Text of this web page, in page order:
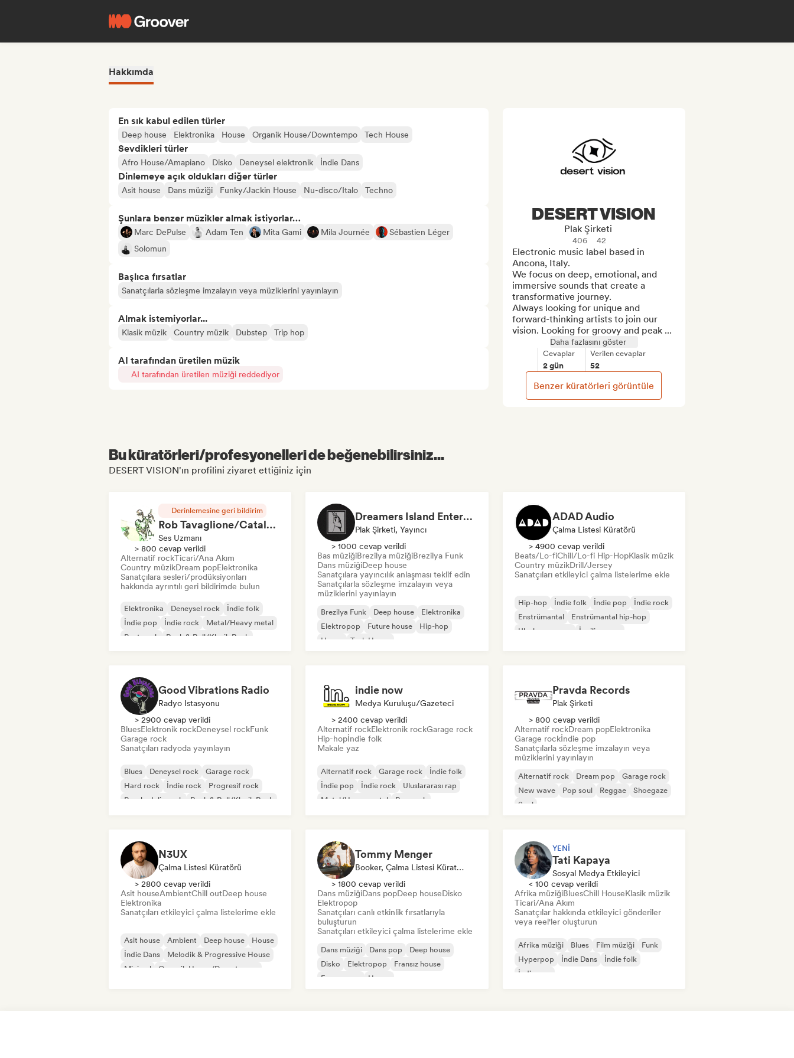
Hakkımda
En sık kabul edilen türler
Deep house Elektronika House Organik House/Downtempo Tech House
Sevdikleri türler
Afro House/Amapiano Disko Deneysel elektronik İndie Dans
Dinlemeye açık oldukları diğer türler
Asit house Dans müziği Funky/Jackin House Nu-disco/Italo Techno
Şunlara benzer müzikler almak istiyorlar…
Marc DePulse Adam Ten Mita Gami Mila Journée
Sébastien Léger
Solomun
Başlıca fırsatlar
Sanatçılarla sözleşme imzalayın veya müziklerini yayınlayın
Almak istemiyorlar...
Klasik müzik Country müzik Dubstep Trip hop
AI tarafından üretilen müzik
AI tarafından üretilen müziği reddediyor
DESERT VISION
Plak Şirketi
406 42
Electronic music label based in
Ancona, Italy.
We focus on deep, emotional, and
immersive sounds that create a
transformative journey.
Always looking for unique and
forward-thinking artists to join our
vision. Looking for groovy and peak ...
Daha fazlasını göster
Cevaplar
2 gün
Verilen cevaplar
52
Benzer küratörleri görüntüle
Bu küratörleri/profesyonelleri de beğenebilirsiniz...
DESERT VISION'ın profilini ziyaret ettiğiniz için
Derinlemesine geri bildirim
Rob Tavaglione/Catalyst Recording
Ses Uzmanı
> 800 cevap verildi
Alternatif rockTicari/Ana Akım
Country müzikDream popElektronika
Sanatçılara sesleri/prodüksiyonları
hakkında ayrıntılı geri bildirimde bulun
Elektronika Deneysel rock
İndie folk
İndie pop
İndie rock
Metal/Heavy metal
Post punk
Rock & Roll/Klasik Rock
Dreamers Island Entertainment
Plak Şirketi, Yayıncı
> 1000 cevap verildi
Bas müziğiBrezilya müziğiBrezilya Funk
Dans müziğiDeep house
Sanatçılara yayıncılık anlaşması teklif edin
Sanatçılarla sözleşme imzalayın veya
müziklerini yayınlayın
Brezilya Funk Deep house
Elektronika
Elektropop
Future house
Hip-hop
House
Tech House
ADAD Audio
Çalma Listesi Küratörü
> 4900 cevap verildi
Beats/Lo-fiChill/Lo-fi Hip-HopKlasik müzik
Country müzikDrill/Jersey
Sanatçıları etkileyici çalma listelerime ekle
Hip-hop İndie folk İndie pop
İndie rock
Enstrümantal
Enstrümantal hip-hop
Uluslararası rap
İngilizce rap
Good Vibrations Radio
Radyo Istasyonu
> 2900 cevap verildi
BluesElektronik rockDeneysel rockFunk
Garage rock
Sanatçıları radyoda yayınlayın
Blues Deneysel rock
Garage rock
Hard rock
İndie rock
Progresif rock
Psychedelic rock
Rock & Roll/Klasik Rock
indie now
Medya Kuruluşu/Gazeteci
> 2400 cevap verildi
Alternatif rockElektronik rockGarage rock
Hip-hopİndie folk
Makale yaz
Alternatif rock Garage rock
İndie folk
İndie pop
İndie rock
Uluslararası rap
Metal/Heavy metal
Pop rock
Pravda Records
Plak Şirketi
> 800 cevap verildi
Alternatif rockDream popElektronika
Garage rockİndie pop
Sanatçılarla sözleşme imzalayın veya
müziklerini yayınlayın
Alternatif rock Dream pop
Garage rock
New wave
Pop soul Reggae
Shoegaze
Soul
N3UX
Çalma Listesi Küratörü
> 2800 cevap verildi
Asit houseAmbientChill outDeep house
Elektronika
Sanatçıları etkileyici çalma listelerime ekle
Asit house Ambient Deep house
House
İndie Dans
Melodik & Progressive House
Minimal
Organik House/Downtempo
Tommy Menger
Booker, Çalma Listesi Küratörü
> 1800 cevap verildi
Dans müziğiDans popDeep houseDisko
Elektropop
Sanatçıları canlı etkinlik fırsatlarıyla
buluşturun
Sanatçıları etkileyici çalma listelerime ekle
Dans müziği Dans pop
Deep house
Disko
Elektropop
Fransız house
Fransız pop
House
YENI
Tati Kapaya
Sosyal Medya Etkileyici
< 100 cevap verildi
Afrika müziğiBluesChill HouseKlasik müzik
Ticari/Ana Akım
Sanatçılar hakkında etkileyici gönderiler
veya reel'ler oluşturun
Afrika müziği Blues Film müziği
Funk
Hyperpop
İndie Dans
İndie folk
İndie pop